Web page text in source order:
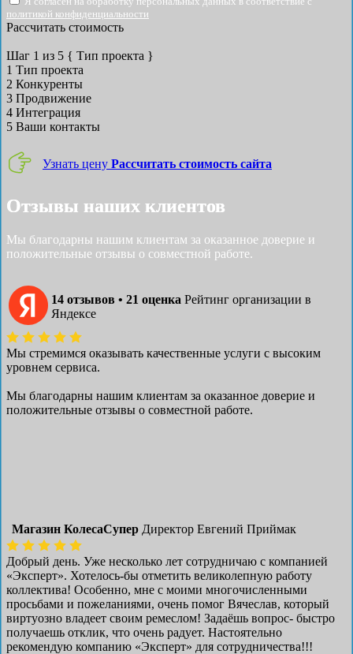
политикой конфиденциальности
Рассчитать стоимость
Шаг 1 из 5 { Тип проекта }
1 Тип проекта
2 Конкуренты
3 Продвижение
4 Интеграция
5 Ваши контакты
Узнать цену Рассчитать стоимость сайта
Отзывы наших клиентов
Мы благодарны нашим клиентам за оказанное доверие и
положительные отзывы о совместной работе.
14 отзывов • 21 оценка Рейтинг организации в
Яндексе
Мы стремимся оказывать качественные услуги с высоким
уровнем сервиса.
Мы благодарны нашим клиентам за оказанное доверие и
положительные отзывы о совместной работе.
Магазин КолесаСупер Директор ​Евгений Приймак
Добрый день. Уже несколько лет сотрудничаю с компанией
«Эксперт». Хотелось-бы отметить великолепную работу
коллектива! Особенно, мне с моими многочисленными
просьбами и пожеланиями, очень помог Вячеслав, который
виртуозно владеет своим ремеслом! Задаёшь вопрос- быстро
получаешь отклик, что очень радует. Настоятельно
рекомендую компанию «Эксперт» для сотрудничества!!!